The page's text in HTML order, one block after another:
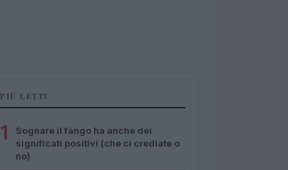
PIÙ LETTI
1
Sognare il fango ha anche dei
significati positivi (che ci crediate o
no)